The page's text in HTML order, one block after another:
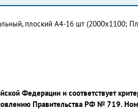
плоский А4-16 шт (2000х1100;
Федерации и соответствует
Правительства РФ № 719.